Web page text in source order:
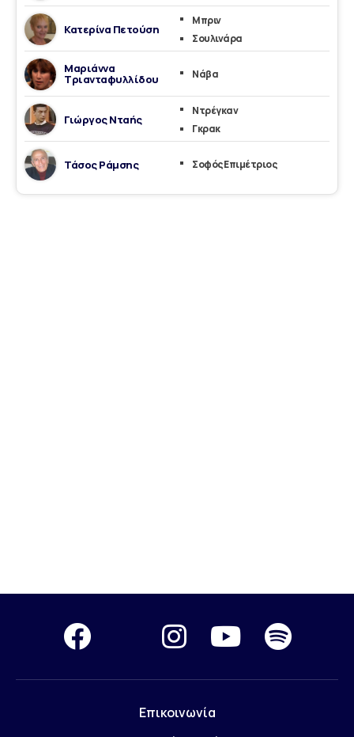
Κατερίνα Πετούση
Μπριν
Σουλινάρα
Μαριάννα
Τριανταφυλλίδου Νάβα
Γιώργος Νταής
Ντρέγκαν
Γκρακ
Τάσος Ράμσης Σοφός Επιμέτριος
Επικοινωνία